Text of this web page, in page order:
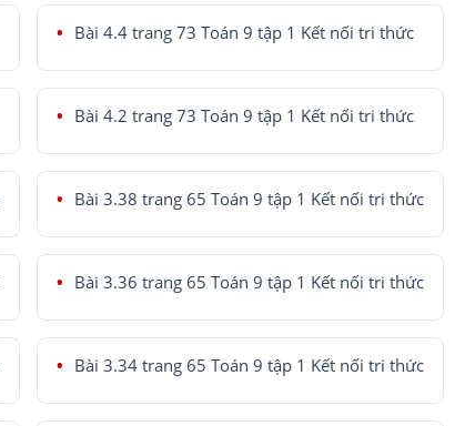
Bài 4.4 trang 73 Toán 9 tập 1 Kết nối tri thức
Bài 4.2 trang 73 Toán 9 tập 1 Kết nối tri thức
Bài 3.38 trang 65 Toán 9 tập 1 Kết nối tri thức
Bài 3.36 trang 65 Toán 9 tập 1 Kết nối tri thức
Bài 3.34 trang 65 Toán 9 tập 1 Kết nối tri thức